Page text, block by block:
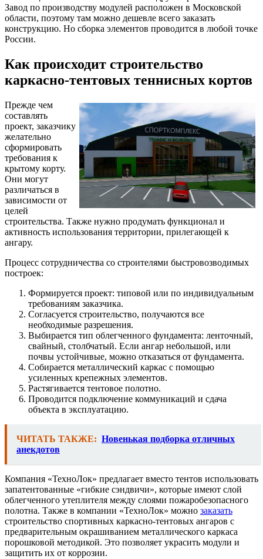
Завод по производству модулей расположен в Московской
области, поэтому там можно дешевле всего заказать
конструкцию. Но сборка элементов проводится в любой точке
России.
Как происходит строительство
каркасно-тентовых теннисных кортов
Прежде чем
составлять
проект, заказчику
желательно
сформировать
требования к
крытому корту.
Они могут
различаться в
зависимости от
целей
строительства. Также нужно продумать функционал и
активность использования территории, прилегающей к
ангару.
Процесс сотрудничества со строителями быстровозводимых
построек:
Формируется проект: типовой или по индивидуальным
требованиям заказчика.
Согласуется строительство, получаются все
необходимые разрешения.
Выбирается тип облегченного фундамента: ленточный,
свайный, столбчатый. Если ангар небольшой, или
почвы устойчивые, можно отказаться от фундамента.
Собирается металлический каркас с помощью
усиленных крепежных элементов.
Растягивается тентовое полотно.
Проводится подключение коммуникаций и сдача
объекта в эксплуатацию.
ЧИТАТЬ ТАКЖЕ: Новенькая подборка отличных
анекдотов
Компания «ТехноЛок» предлагает вместо тентов использовать
запатентованные «гибкие сэндвичи», которые имеют слой
облегченного утеплителя между слоями пожаробезопасного
полотна. Также в компании «ТехноЛок» можно заказать
строительство спортивных каркасно-тентовых ангаров с
предварительным окрашиванием металлического каркаса
порошковой методикой. Это позволяет украсить модули и
защитить их от коррозии.